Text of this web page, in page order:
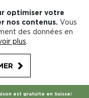
optimiser votre
nos contenus. Vous
des données en
plus
est gratuite en Suisse!